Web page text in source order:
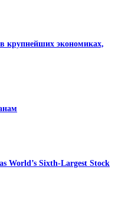
крупнейших экономиках,
World’s Sixth-Largest Stock